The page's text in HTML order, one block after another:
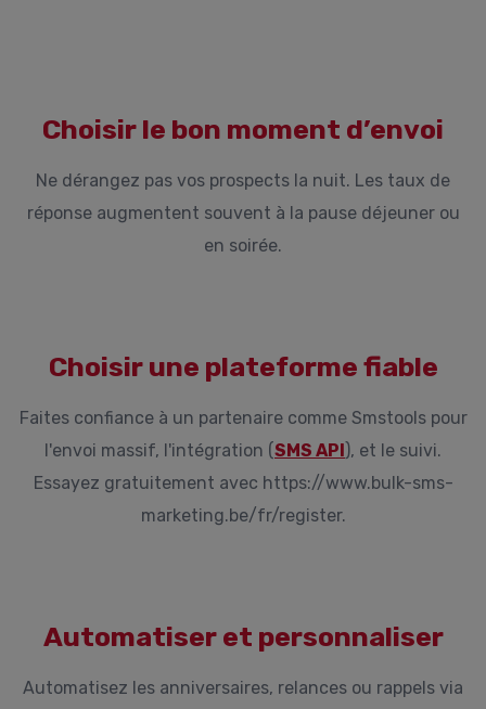
Choisir le bon moment d’envoi
Ne dérangez pas vos prospects la nuit. Les taux de
réponse augmentent souvent à la pause déjeuner ou
en soirée.
Choisir une plateforme fiable
Faites confiance à un partenaire comme Smstools pour
l'envoi massif, l'intégration (SMS API), et le suivi.
Essayez gratuitement avec https://www.bulk-sms-
marketing.be/fr/register.
Automatiser et personnaliser
Automatisez les anniversaires, relances ou rappels via